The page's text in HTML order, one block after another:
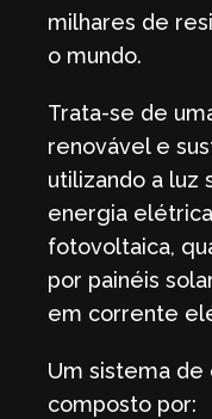
milhares de
o mundo.
Trata-se de
renovável e
utilizando a luz
energia
fotovoltaica,
por painéis
em corrente
Um sistema
composto por: